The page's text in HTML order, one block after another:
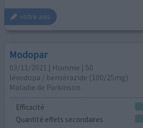
votre avis
Modopar
03/11/2021 | Homme | 50
lévodopa / bensérazide (100/25mg)
Maladie de Parkinson
Efficacité
Quantité effets secondaires